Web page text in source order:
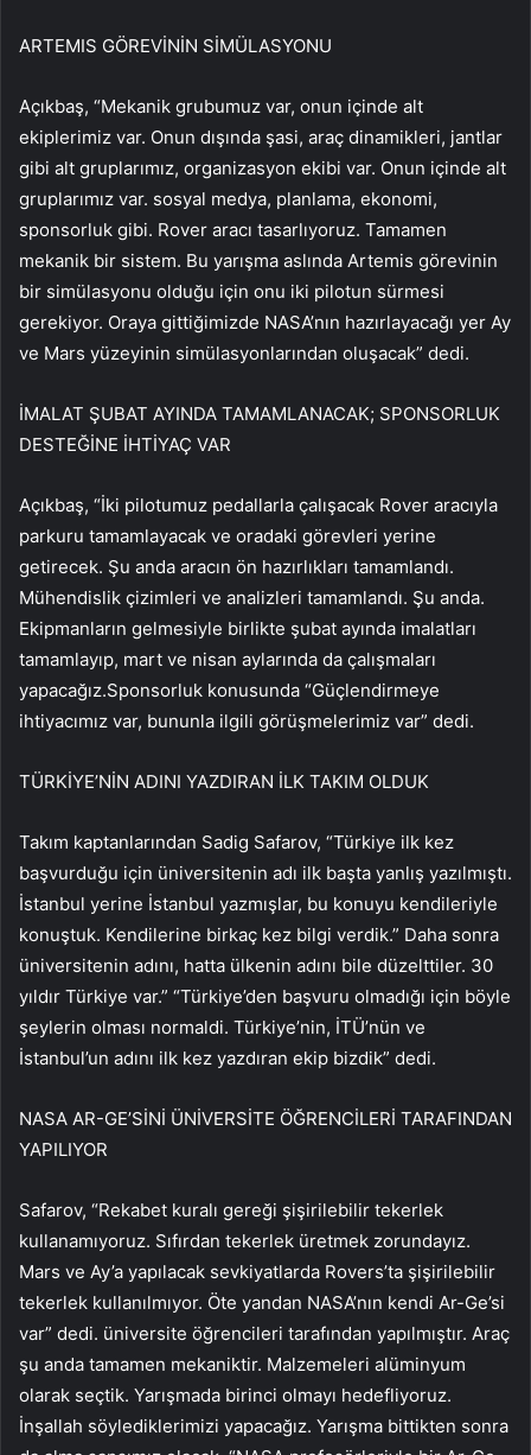
ARTEMIS GÖREVİNİN SİMÜLASYONU
Açıkbaş, “Mekanik grubumuz var, onun içinde alt
ekiplerimiz var. Onun dışında şasi, araç dinamikleri, jantlar
gibi alt gruplarımız, organizasyon ekibi var. Onun içinde alt
gruplarımız var. sosyal medya, planlama, ekonomi,
sponsorluk gibi. Rover aracı tasarlıyoruz. Tamamen
mekanik bir sistem. Bu yarışma aslında Artemis görevinin
bir simülasyonu olduğu için onu iki pilotun sürmesi
gerekiyor. Oraya gittiğimizde NASA’nın hazırlayacağı yer Ay
ve Mars yüzeyinin simülasyonlarından oluşacak” dedi.
İMALAT ŞUBAT AYINDA TAMAMLANACAK; SPONSORLUK
DESTEĞİNE İHTİYAÇ VAR
Açıkbaş, “İki pilotumuz pedallarla çalışacak Rover aracıyla
parkuru tamamlayacak ve oradaki görevleri yerine
getirecek. Şu anda aracın ön hazırlıkları tamamlandı.
Mühendislik çizimleri ve analizleri tamamlandı. Şu anda.
Ekipmanların gelmesiyle birlikte şubat ayında imalatları
tamamlayıp, mart ve nisan aylarında da çalışmaları
yapacağız.Sponsorluk konusunda “Güçlendirmeye
ihtiyacımız var, bununla ilgili görüşmelerimiz var” dedi.
TÜRKİYE’NİN ADINI YAZDIRAN İLK TAKIM OLDUK
Takım kaptanlarından Sadig Safarov, “Türkiye ilk kez
başvurduğu için üniversitenin adı ilk başta yanlış yazılmıştı.
İstanbul yerine İstanbul yazmışlar, bu konuyu kendileriyle
konuştuk. Kendilerine birkaç kez bilgi verdik.” Daha sonra
üniversitenin adını, hatta ülkenin adını bile düzelttiler. 30
yıldır Türkiye var.” “Türkiye’den başvuru olmadığı için böyle
şeylerin olması normaldi. Türkiye’nin, İTÜ’nün ve
İstanbul’un adını ilk kez yazdıran ekip bizdik” dedi.
NASA AR-GE’SİNİ ÜNİVERSİTE ÖĞRENCİLERİ TARAFINDAN
YAPILIYOR
Safarov, “Rekabet kuralı gereği şişirilebilir tekerlek
kullanamıyoruz. Sıfırdan tekerlek üretmek zorundayız.
Mars ve Ay’a yapılacak sevkiyatlarda Rovers’ta şişirilebilir
tekerlek kullanılmıyor. Öte yandan NASA’nın kendi Ar-Ge’si
var” dedi. üniversite öğrencileri tarafından yapılmıştır. Araç
şu anda tamamen mekaniktir. Malzemeleri alüminyum
olarak seçtik. Yarışmada birinci olmayı hedefliyoruz.
İnşallah söylediklerimizi yapacağız. Yarışma bittikten sonra